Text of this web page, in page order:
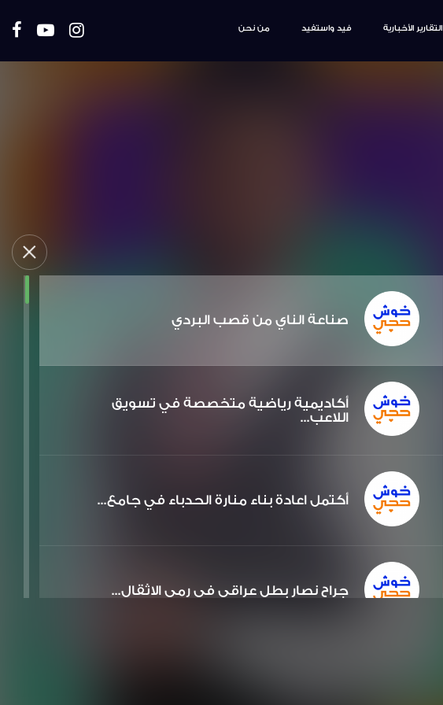
التقارير الأخبارية فيد واستفيد من نحن
صناعة الناي من قصب البردي
أكاديمية رياضية متخصصة في تسويق
اللاعب...
أكتمل اعادة بناء منارة الحدباء في جامع...
جراح نصار بطل عراقي في رمي الاثقال...